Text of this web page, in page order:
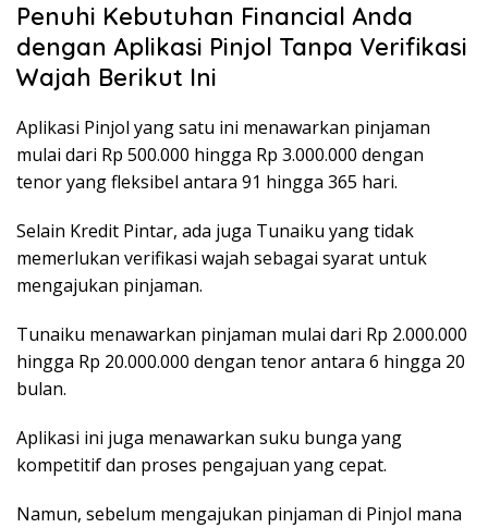
Penuhi Kebutuhan Financial Anda
dengan Aplikasi Pinjol Tanpa Verifikasi
Wajah Berikut Ini
Aplikasi Pinjol yang satu ini menawarkan pinjaman
mulai dari Rp 500.000 hingga Rp 3.000.000 dengan
tenor yang fleksibel antara 91 hingga 365 hari.
Selain Kredit Pintar, ada juga Tunaiku yang tidak
memerlukan verifikasi wajah sebagai syarat untuk
mengajukan pinjaman.
Tunaiku menawarkan pinjaman mulai dari Rp 2.000.000
hingga Rp 20.000.000 dengan tenor antara 6 hingga 20
bulan.
Aplikasi ini juga menawarkan suku bunga yang
kompetitif dan proses pengajuan yang cepat.
Namun, sebelum mengajukan pinjaman di Pinjol mana